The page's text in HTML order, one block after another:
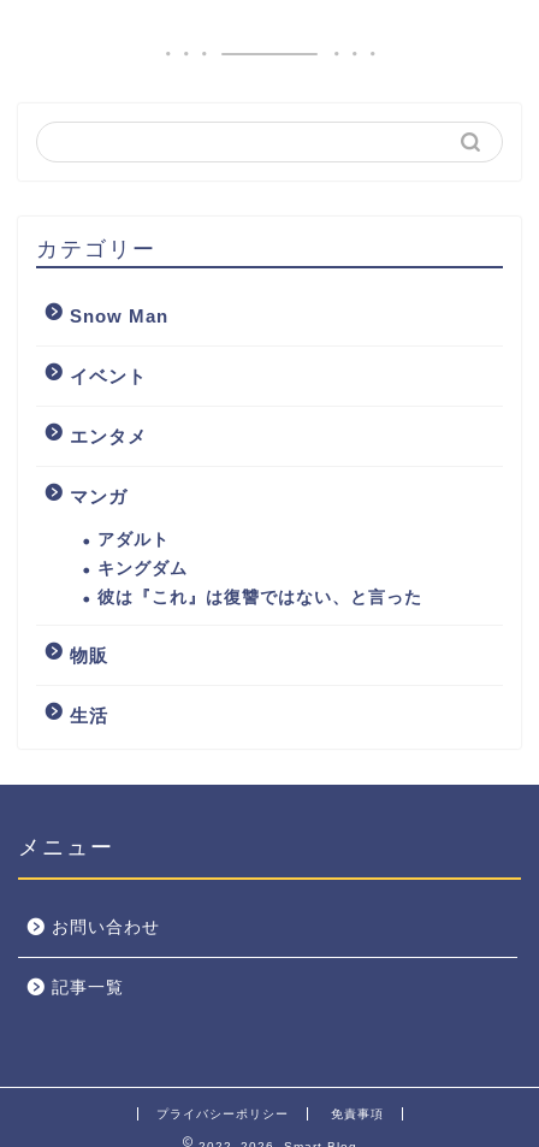
カテゴリー
Snow Man
イベント
エンタメ
マンガ
アダルト
キングダム
彼は『これ』は復讐ではない、と言った
物販
生活
メニュー
お問い合わせ
記事一覧
プライバシーポリシー 免責事項